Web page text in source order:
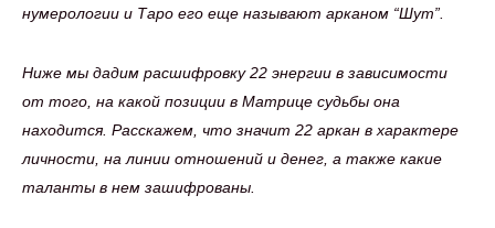
нумерологии и Таро его еще называют арканом “Шут”.
Ниже мы дадим расшифровку 22 энергии в зависимости
от того, на какой позиции в Матрице судьбы она
находится. Расскажем, что значит 22 аркан в характере
личности, на линии отношений и денег, а также какие
таланты в нем зашифрованы.